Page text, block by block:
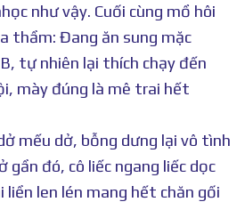
như vậy. Cuối cùng mồ hôi
thầm: Đang ăn sung mặc
tự nhiên lại thích chạy đến
mày đúng là mê trai hết
mếu dở, bỗng dưng lại vô tình
gần đó, cô liếc ngang liếc dọc
liền len lén mang hết chăn gối